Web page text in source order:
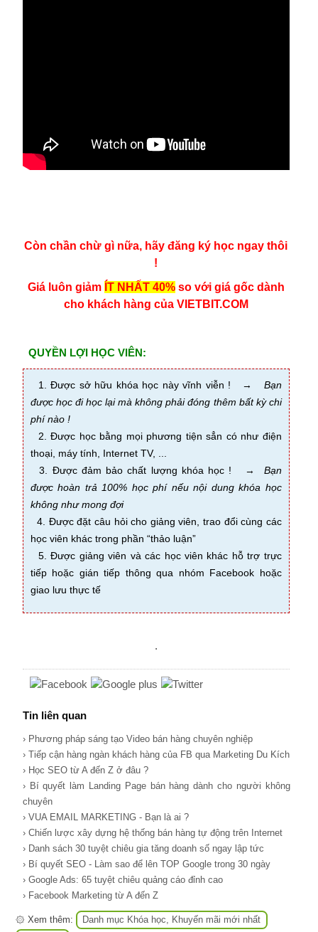
Còn chần chừ gì nữa, hãy đăng ký học ngay thôi
!
Giá luôn giảm ÍT NHẤT 40%so với giá gốc dành
cho khách hàng của VIETBIT.COM
QUYỀN LỢI HỌC VIÊN:
1. Được sở hữu khóa học này vĩnh viễn ! → Bạn
được học đi học lại mà không phải đóng thêm bất kỳ chi
phí nào !
2. Được học bằng mọi phương tiện sẳn có như điện
thoại, máy tính, Internet TV, ...
3. Được đảm bảo chất lượng khóa học !
→ Bạn
được hoàn trả 100% học phí nếu nội dung khóa học
không như mong đợi
4. Được đặt câu hỏi cho giảng viên, trao đổi cùng các
học viên khác trong phần “thảo luận”
5. Được giảng viên và các học viên khác hỗ trợ trực
tiếp hoặc gián tiếp thông qua nhóm Facebook hoặc
giao lưu thực tế
.
Tin liên quan
› Phương pháp sáng tạo Video bán hàng chuyên nghiệp
› Tiếp cận hàng ngàn khách hàng của FB qua Marketing Du Kích
› Học SEO từ A đến Z ở đâu ?
› Bí quyết làm Landing Page bán hàng dành cho người không
chuyên
› VUA EMAIL MARKETING - Bạn là ai ?
› Chiến lược xây dựng hệ thống bán hàng tự động trên Internet
› Danh sách 30 tuyệt chiêu gia tăng doanh số ngay lập tức
› Bí quyết SEO - Làm sao để lên TOP Google trong 30 ngày
› Google Ads: 65 tuyệt chiêu quảng cáo đỉnh cao
› Facebook Marketing từ A đến Z
۞ Xem thêm: Danh mục Khóa học, Khuyến mãi mới nhất